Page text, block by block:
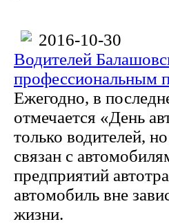
2016-10-30
Водителей
профессиональным
Ежегодно, в
отмечается «День
только водителей,
связан с
предприятий
автомобиль вне
жизни.